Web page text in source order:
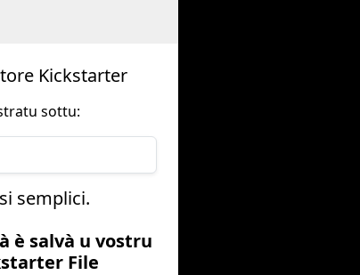
Kickstarter
sottu:
semplici.
è salvà u vostru
File